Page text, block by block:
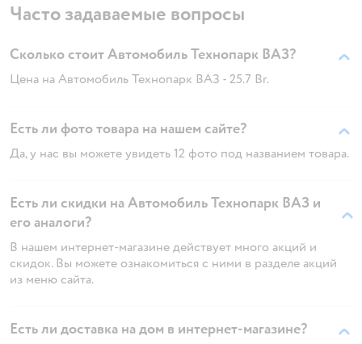
Часто задаваемые вопросы
Сколько стоит Автомобиль Технопарк ВАЗ?
Цена на Автомобиль Технопарк ВАЗ - 25.7 Br.
Есть ли фото товара на нашем сайте?
Да, у нас вы можете увидеть 12 фото под названием товара.
Есть ли скидки на Автомобиль Технопарк ВАЗ и
его аналоги?
В нашем интернет-магазине действует много акций и
скидок. Вы можете ознакомиться с ними в разделе акций
из меню сайта.
Есть ли доставка на дом в интернет-магазине?